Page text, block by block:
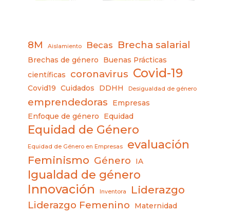
8M Aislamiento Becas Brecha salarial
Brechas de género
Buenas Prácticas
científicas
coronavirus Covid-19
Covid19 Cuidados DDHH Desigualdad de género
emprendedoras
Empresas
Enfoque de género
Equidad
Equidad de Género
Equidad de Género en Empresas evaluación
Feminismo Género IA
Igualdad de género
Innovación Inventora Liderazgo
Liderazgo Femenino Maternidad